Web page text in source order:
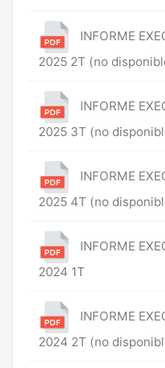
INFORME
2025 2T (no
INFORME
2025 3T (no
INFORME
2025 4T (no
INFORME
2024 1T
INFORME
2024 2T (no